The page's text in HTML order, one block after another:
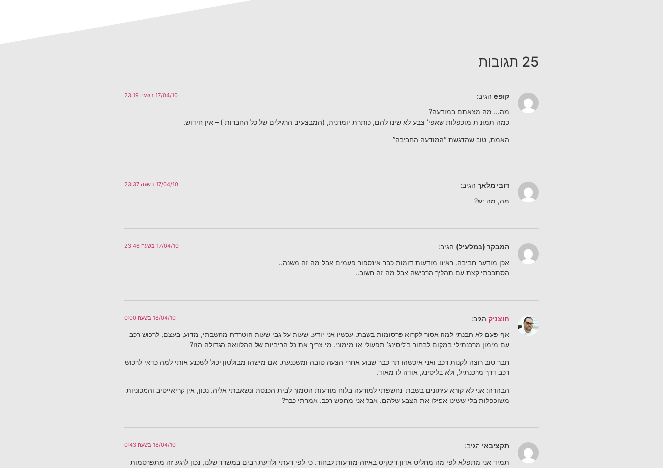
25 תגובות
קופe הגיב: 17/04/10 בשעה 23:19
מה… מה מצאתם במודעה?
כמה תמונות מוכפלות שאפי’ צבע לא שינו להם, כותרת יומרנית, (המבצעים הרגילים של כל החברות ) – אין חידוש.
האמת, טוב שהדגשת “המודעה החביבה”
דובי מלאך הגיב: 17/04/10 בשעה 23:37
מה, מה יש?
המבקר (במלעיל) הגיב: 17/04/10 בשעה 23:46
אכן מודעה חביבה. ראינו מודעות דומות כבר אינספור פעמים אבל מה זה משנה..
הסתבכתי קצת עם תהליך הרכישה אבל מה זה חשוב..
חוצניק הגיב: 18/04/10 בשעה 0:00
אף פעם לא הבנתי למה אסור לקרוא פרסומות בשבת. עכשיו אני יודע. שעות על גבי שעות הוטרדה מחשבתי, מדוע, בעצם, לרכוש רכב
עם מימון מרכנתילי במקום לבחור ב’ליסינג’ תפעולי או מימוני. מי צריך את כל הריביות של ההלוואה הגדולה הזו?
חבר טוב רוצה לקנות רכב ואני איכשהו תר כבר שבוע אחרי הצעה טובה ומשכנעת. אם מישהו מבולטון יכול לשכנע אותי למה כדאי לרכוש
רכב דרך מרכנתיל, ולא בליסינג, אודה לו מאוד.
הבהרה: אני לא קורא עיתונים בשבת. נחשפתי למודעה בלוח מודעות הסמוך לבית הכנסת ונשאבתי אליה. נכון, אין קריאייטיב והמכוניות
משוכפלות בלי ששינו אפילו את הצבע שלהם. אבל אני מחפש רכב. אמרתי כבר?
תקציבאי הגיב: 18/04/10 בשעה 0:43
תמיד אני מתפלא לפי מה מחליט אדון דינקיס באיזה מודעות לבחור. כי לפי דעתי ולדעת רבים במשרד שלנו, נכון לרגע זה מתפרסמות